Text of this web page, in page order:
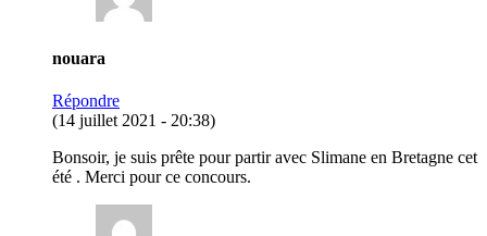
nouara
Répondre
(14 juillet 2021 - 20:38)
Bonsoir, je suis prête pour partir avec Slimane en Bretagne cet
été . Merci pour ce concours.